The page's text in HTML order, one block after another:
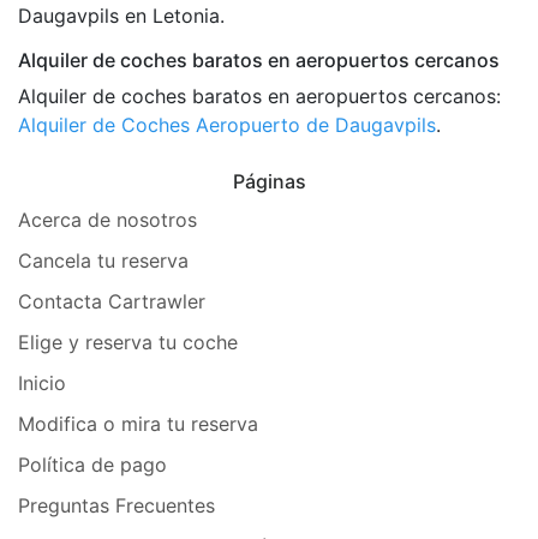
Daugavpils en Letonia.
Alquiler de coches baratos en aeropuertos cercanos
Alquiler de coches baratos en aeropuertos cercanos:
Alquiler de Coches Aeropuerto de Daugavpils.
Páginas
Acerca de nosotros
Cancela tu reserva
Contacta Cartrawler
Elige y reserva tu coche
Inicio
Modifica o mira tu reserva
Política de pago
Preguntas Frecuentes